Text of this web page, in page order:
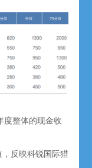
度整体的现金收
反映科锐国际猎